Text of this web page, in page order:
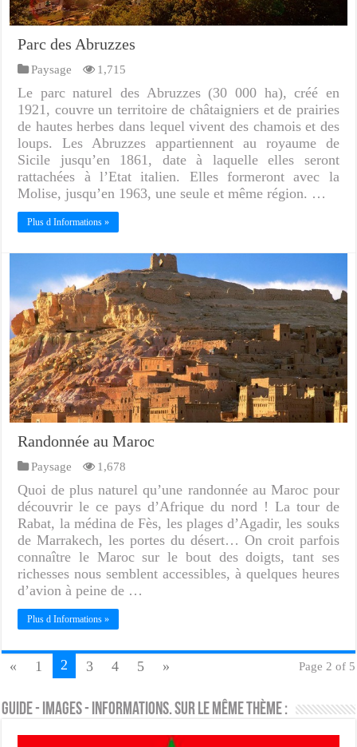
Parc des Abruzzes
Paysage 1,715
Le parc naturel des Abruzzes (30 000 ha), créé en
1921, couvre un territoire de châtaigniers et de prairies
de hautes herbes dans lequel vivent des chamois et des
loups. Les Abruzzes appartiennent au royaume de
Sicile jusqu’en 1861, date à laquelle elles seront
rattachées à l’Etat italien. Elles formeront avec la
Molise, jusqu’en 1963, une seule et même région. …
Plus d Informations »
Randonnée au Maroc
Paysage 1,678
Quoi de plus naturel qu’une randonnée au Maroc pour
découvrir le ce pays d’Afrique du nord ! La tour de
Rabat, la médina de Fès, les plages d’Agadir, les souks
de Marrakech, les portes du désert… On croit parfois
connaître le Maroc sur le bout des doigts, tant ses
richesses nous semblent accessibles, à quelques heures
d’avion à peine de …
Plus d Informations »
Page 2 of 5
« 1 2 3 4 5 »
Guide - Images - Informations. Sur le même thème :